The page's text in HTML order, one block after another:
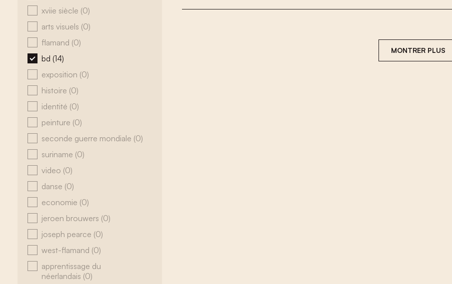
xviie siècle (0)
arts visuels (0)
flamand (0)
bd (14)
exposition (0)
histoire (0)
identité (0)
peinture (0)
seconde guerre mondiale (0)
suriname (0)
video (0)
danse (0)
economie (0)
jeroen brouwers (0)
joseph pearce (0)
west-flamand (0)
apprentissage du
néerlandais (0)
MONTRER PLUS